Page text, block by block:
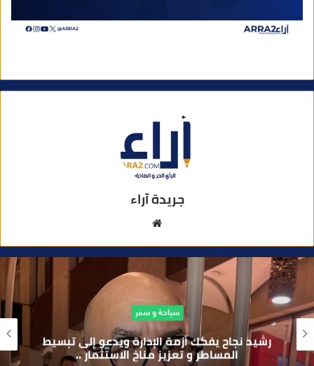
جريدة آراء
ق
ع
ل
و
ي
ب
سياحة و سفر
رشيد نجاح يفكك أزمة الإدارة ويدعو إلى تبسيط
المساطر و تعزيز مناخ الاستثمار ..